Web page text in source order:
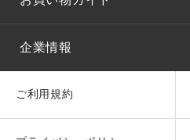
企業情報
ご利用規約